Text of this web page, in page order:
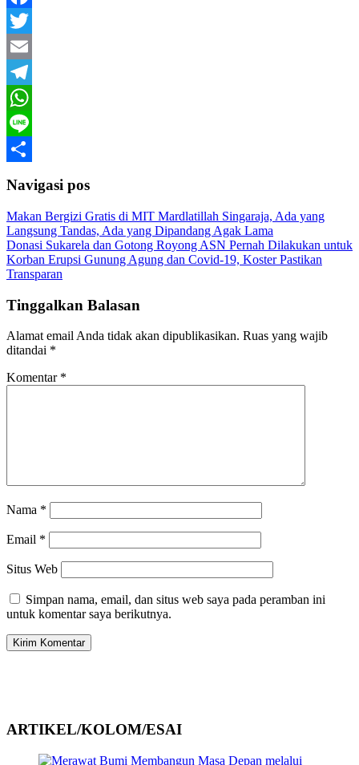
Facebook
Twitter
Email
Telegram
WhatsApp
Line
Navigasi pos
Makan Bergizi Gratis di MIT Mardlatillah Singaraja, Ada yang
Langsung Tandas, Ada yang Dipandang Agak Lama
Donasi Sukarela dan Gotong Royong ASN Pernah Dilakukan untuk
Korban Erupsi Gunung Agung dan Covid-19, Koster Pastikan
Transparan
Tinggalkan Balasan
Alamat email Anda tidak akan dipublikasikan. Ruas yang wajib
ditandai *
Komentar *
Nama *
Email *
Situs Web
Simpan nama, email, dan situs web saya pada peramban ini
untuk komentar saya berikutnya.
ARTIKEL/KOLOM/ESAI